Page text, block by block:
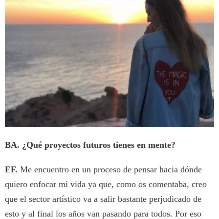
BA. ¿Qué proyectos futuros tienes en mente?
EF. Me encuentro en un proceso de pensar hacia dónde
quiero enfocar mi vida ya que, como os comentaba, creo
que el sector artístico va a salir bastante perjudicado de
esto y al final los años van pasando para todos. Por eso